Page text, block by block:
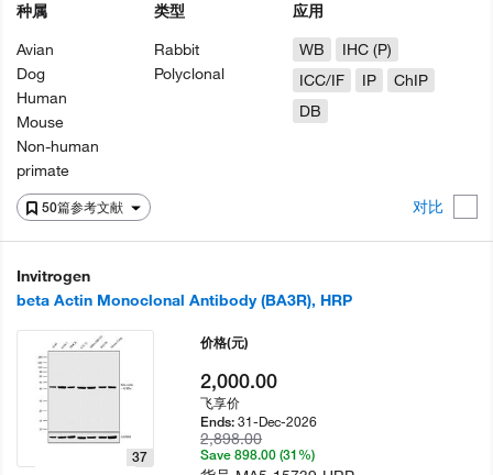
50篇参考文献 对比
种属
Avian
Dog
Human
Mouse
Non-human
primate
类型
Rabbit
Polyclonal
应用
WB
IHC (P)
ICC/IF
IP
ChIP
DB
Invitrogen
beta Actin Monoclonal Antibody (BA3R), HRP
37
价格(元)
2,000.00
飞享价
Ends:31-Dec-2026
2,898.00
Save 898.00 (31%)